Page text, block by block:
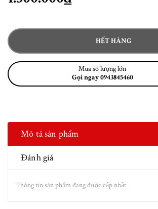
HẾT HÀNG
Mua số lượng lớn
Gọi ngay 0943845460
Mô tả sản phẩm
Đánh giá
Thông tin sản phẩm đang được cập nhật